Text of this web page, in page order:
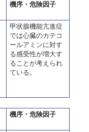
機序・危険因子
甲状腺機能亢進症
では心臓のカテコ
ールアミンに対す
る感受性が増大す
ることが考えられ
ている。
機序・危険因子